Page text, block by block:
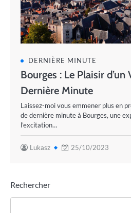
DERNIÈRE MINUTE
Bourges : Le Plaisir d’un
Dernière Minute
Laissez-moi vous emmener plus en
de dernière minute à Bourges, une
l’excitation…
Lukasz 25/10/2023
Rechercher